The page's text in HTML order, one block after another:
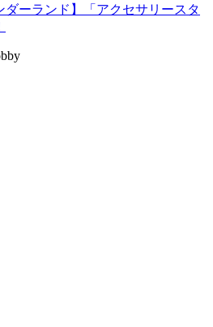
ダーランド】「アクセサリースタ